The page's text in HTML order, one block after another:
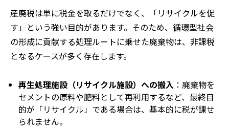
産廃税は単に税金を取るだけでなく、「リサイクルを促
す」という強い目的があります。そのため、循環型社会
の形成に貢献する処理ルートに乗せた廃棄物は、非課税
となるケースが多く存在します。
再生処理施設（リサイクル施設）への搬入 ：廃棄物を
セメントの原料や肥料として再利用するなど、最終目
的が「リサイクル」である場合は、基本的に税が課せ
られません。